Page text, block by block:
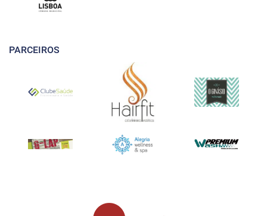
PARCEIROS